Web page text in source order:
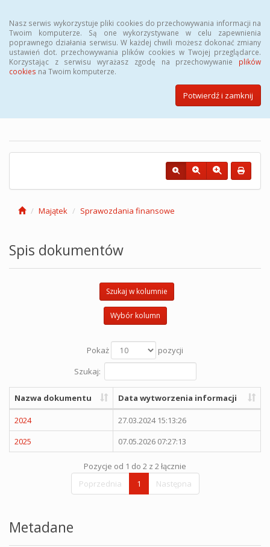
Nasz serwis wykorzystuje pliki cookies do przechowywania informacji na
Twoim komputerze. Są one wykorzystywane w celu zapewnienia
poprawnego działania serwisu. W każdej chwili możesz dokonać zmiany
ustawień dot. przechowywania plików cookies w Twojej przeglądarce.
Korzystając z serwisu wyrażasz zgodę na przechowywanie plików
cookies na Twoim komputerze.
Potwierdź i zamknij
Biuletyn Informacji Publicznej
Powiatowego Urzędu Pracy w
Majątek Sprawozdania finansowe
Spis dokumentów
Szukaj w kolumnie
Wybór kolumn
Pokaż
pozycji
Szukaj:
Nazwa dokumentu Data wytworzenia informacji
2024
27.03.2024 15:13:26
2025
07.05.2026 07:27:13
Pozycje od 1 do 2 z 2 łącznie
Poprzednia
1 Następna
Metadane